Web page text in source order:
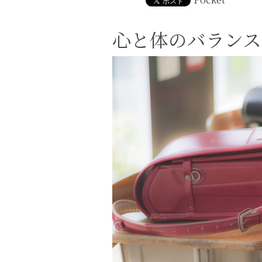
心と体のバラン